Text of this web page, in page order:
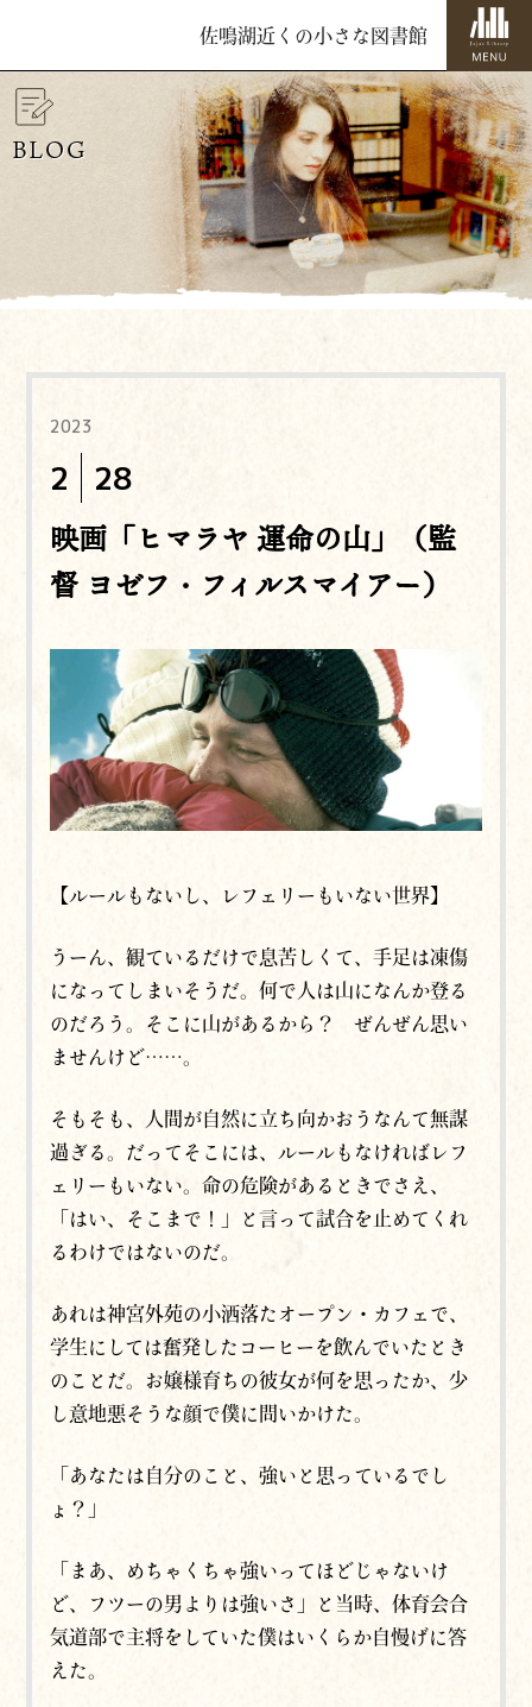
佐鳴湖近くの小さな図書館
BLOG
2023
2 28
映画「ヒマラヤ 運命の山」（監
督 ヨゼフ・フィルスマイアー）
【ルールもないし、レフェリーもいない世界】
うーん、観ているだけで息苦しくて、手足は凍傷
になってしまいそうだ。何で人は山になんか登る
のだろう。そこに山があるから？ ぜんぜん思い
ませんけど……。
そもそも、人間が自然に立ち向かおうなんて無謀
過ぎる。だってそこには、ルールもなければレフ
ェリーもいない。命の危険があるときでさえ、
「はい、そこまで！」と言って試合を止めてくれ
るわけではないのだ。
あれは神宮外苑の小洒落たオープン・カフェで、
学生にしては奮発したコーヒーを飲んでいたとき
のことだ。お嬢様育ちの彼女が何を思ったか、少
し意地悪そうな顔で僕に問いかけた。
「あなたは自分のこと、強いと思っているでし
ょ？」
「まあ、めちゃくちゃ強いってほどじゃないけ
ど、フツーの男よりは強いさ」と 当時、体育会合
気道部で主将をしていた僕はいくらか自慢げに答
えた。